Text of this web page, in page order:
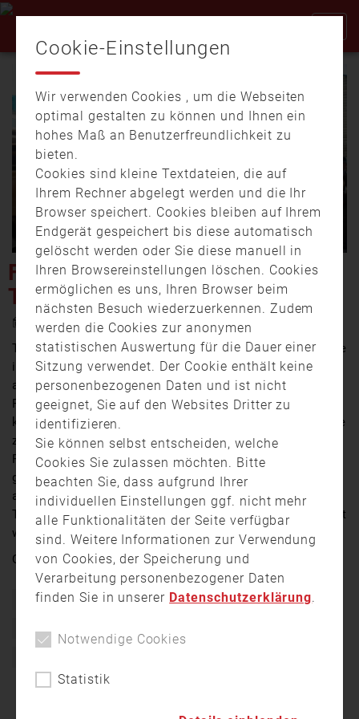
Video
FEIERTAGE BEI DER
TEISENDORFER FEUERWEHR
10. September 2025 16:00
Teisendorf ist die mit Abstand größte Flächengemeinde
im Berchtesgadener Land und dementsprechend ist
auch das Feuerwehrwesen breit aufgestellt. Alle
Feuerwehren und Löschzüge im Gemeindegebiet
können inzwischen auf eine über 150jährige Geschichte
zurückblicken. Zuletzt haben die beiden Löschzüge
Freidling und Roßdorf ihr stolzes Gründungsjubiläum
gefeiert. Gleichzeitig mit der Jugendfeuerwehr, die
auch schon seit 50 Jahren dafür sorgt, dass der
Teisendorfer Nachwuchs an die Feuerwehr herangeführt
wird.
Quelle: RFO
150 Jahre Ehrenamt Feuerwehr
Cookie-Einstellungen
Wir verwenden Cookies , um die Webseiten
optimal gestalten zu können und Ihnen ein
hohes Maß an Benutzerfreundlichkeit zu
bieten.
Cookies sind kleine Textdateien, die auf
Ihrem Rechner abgelegt werden und die Ihr
Browser speichert. Cookies bleiben auf Ihrem
Endgerät gespeichert bis diese automatisch
gelöscht werden oder Sie diese manuell in
Ihren Browsereinstellungen löschen. Cookies
ermöglichen es uns, Ihren Browser beim
nächsten Besuch wiederzuerkennen. Zudem
werden die Cookies zur anonymen
statistischen Auswertung für die Dauer einer
Sitzung verwendet. Der Cookie enthält keine
personenbezogenen Daten und ist nicht
geeignet, Sie auf den Websites Dritter zu
identifizieren.
Sie können selbst entscheiden, welche
Cookies Sie zulassen möchten. Bitte
beachten Sie, dass aufgrund Ihrer
individuellen Einstellungen ggf. nicht mehr
alle Funktionalitäten der Seite verfügbar
sind. Weitere Informationen zur Verwendung
von Cookies, der Speicherung und
Verarbeitung personenbezogener Daten
finden Sie in unserer Datenschutzerklärung.
Notwendige Cookies
Statistik